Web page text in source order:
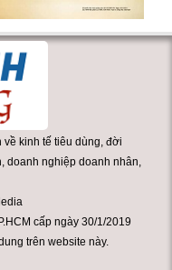
về kinh tế tiêu dùng, đời
doanh nghiệp doanh nhân,
cấp ngày 30/1/2019
trên website này.